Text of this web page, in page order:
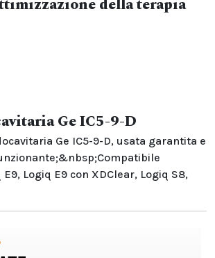
della terapia
Ge IC5-9-D
Ge IC5-9-D, usata garantita e
Logiq E9 con XDClear, Logiq S8,